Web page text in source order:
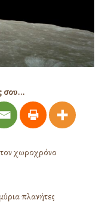
σου...
χωροχρόνο
πλανήτες